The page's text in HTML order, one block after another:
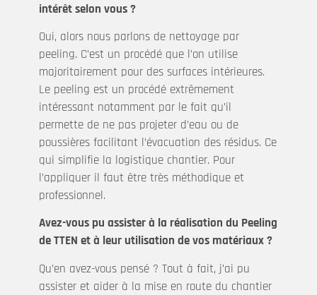
intérêt selon vous ?
Oui, alors nous parlons de nettoyage par
peeling. C’est un procédé que l’on utilise
majoritairement pour des surfaces intérieures.
Le peeling est un procédé extrêmement
intéressant notamment par le fait qu’il
permette de ne pas projeter d’eau ou de
poussières facilitant l’évacuation des résidus. Ce
qui simplifie la logistique chantier. Pour
l’appliquer il faut être très méthodique et
professionnel.
Avez-vous pu assister à la réalisation du Peeling
de TTEN et à leur utilisation de vos matériaux ?
Qu’en avez-vous pensé ? Tout à fait, j’ai pu
assister et aider à la mise en route du chantier